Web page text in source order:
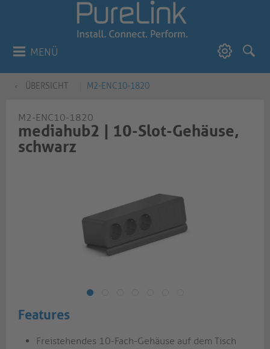
MENÜ
ÜBERSICHT M2-ENC10-1820
M2-ENC10-1820
mediahub2 | 10-Slot-Gehäuse,
schwarz
Features
Freistehendes 10-Fach-Gehäuse auf dem Tisch